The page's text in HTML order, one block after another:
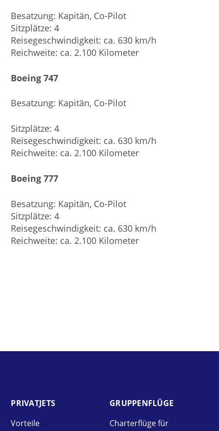
Besatzung: Kapitän, Co-Pilot
Sitzplätze: 4
Reisegeschwindigkeit: ca. 630 km/h
Reichweite: ca. 2.100 Kilometer
Boeing 747
Besatzung: Kapitän, Co-Pilot
Sitzplätze: 4
Reisegeschwindigkeit: ca. 630 km/h
Reichweite: ca. 2.100 Kilometer
Boeing 777
Besatzung: Kapitän, Co-Pilot
Sitzplätze: 4
Reisegeschwindigkeit: ca. 630 km/h
Reichweite: ca. 2.100 Kilometer
PRIVAT­JETS
Vorteile
GRUPPEN­FLÜGE
Charterflüge für